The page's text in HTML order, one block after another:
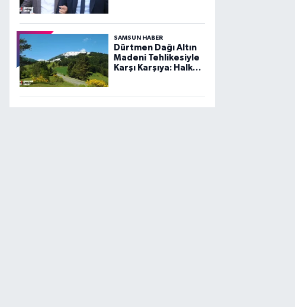
SAMSUN HABER
Dürtmen Dağı Altın
Madeni Tehlikesiyle
Karşı Karşıya: Halk